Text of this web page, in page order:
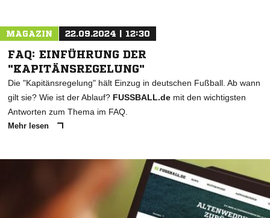
MAGAZIN 22.09.2024 | 12:30
FAQ: EINFÜHRUNG DER
"KAPITÄNSREGELUNG"
Die "Kapitänsregelung" hält Einzug in deutschen Fußball. Ab wann
gilt sie? Wie ist der Ablauf? FUSSBALL.de mit den wichtigsten
Antworten zum Thema im FAQ.
Mehr lesen